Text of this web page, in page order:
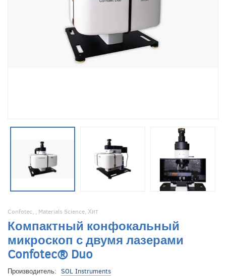
Confotec, , Materials Science, Хит
Компактный конфокальный
микроскоп с двумя лазерами
Confotec® Duo
Производитель: SOL Instruments